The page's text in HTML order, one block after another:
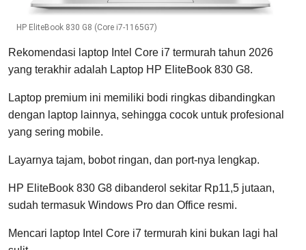
HP EliteBook 830 G8 (Core i7-1165G7)
Rekomendasi laptop Intel Core i7 termurah tahun 2026
yang terakhir adalah Laptop HP EliteBook 830 G8.
Laptop premium ini memiliki bodi ringkas dibandingkan
dengan laptop lainnya, sehingga cocok untuk profesional
yang sering mobile.
Layarnya tajam, bobot ringan, dan port-nya lengkap.
HP EliteBook 830 G8 dibanderol sekitar Rp11,5 jutaan,
sudah termasuk Windows Pro dan Office resmi.
Mencari laptop Intel Core i7 termurah kini bukan lagi hal